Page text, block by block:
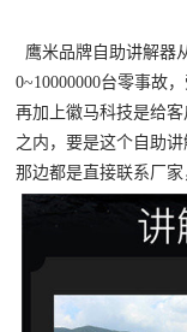
鹰米品牌自助讲解器
0~10000000台零事故
再加上徽马科技是给
之内，要是这个自助
那边都是直接联系厂家